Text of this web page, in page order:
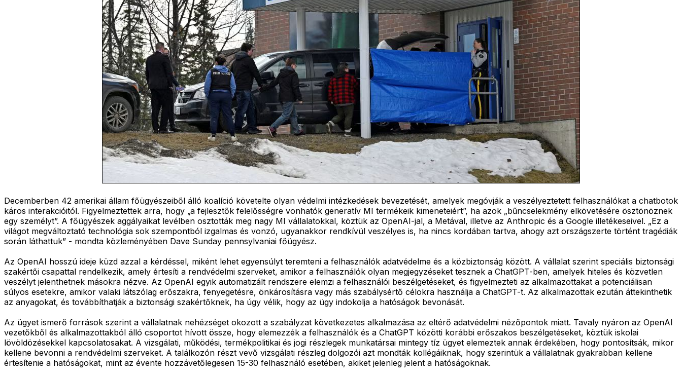
Decemberben 42 amerikai állam főügyészeiből álló koalíció követelte olyan védelmi intézkedések bevezetését, amelyek megóvják a veszélyeztetett felhasználókat a chatbotok
káros interakcióitól. Figyelmeztettek arra, hogy „a fejlesztők felelősségre vonhatók generatív MI termékeik kimeneteiért”, ha azok „bűncselekmény elkövetésére ösztönöznek
egy személyt”. A főügyészek aggályaikat levélben osztották meg nagy MI vállalatokkal, köztük az OpenAI-jal, a Metával, illetve az Anthropic és a Google illetékeseivel. „Ez a
világot megváltoztató technológia sok szempontból izgalmas és vonzó, ugyanakkor rendkívül veszélyes is, ha nincs kordában tartva, ahogy azt országszerte történt tragédiák
során láthattuk” - mondta közleményében Dave Sunday pennsylvaniai főügyész.
Az OpenAI hosszú ideje küzd azzal a kérdéssel, miként lehet egyensúlyt teremteni a felhasználók adatvédelme és a közbiztonság között. A vállalat szerint speciális biztonsági
szakértői csapattal rendelkezik, amely értesíti a rendvédelmi szerveket, amikor a felhasználók olyan megjegyzéseket tesznek a ChatGPT-ben, amelyek hiteles és közvetlen
veszélyt jelenthetnek másokra nézve. Az OpenAI egyik automatizált rendszere elemzi a felhasználói beszélgetéseket, és figyelmezteti az alkalmazottakat a potenciálisan
súlyos esetekre, amikor valaki látszólag erőszakra, fenyegetésre, önkárosításra vagy más szabálysértő célokra használja a ChatGPT-t. Az alkalmazottak ezután áttekinthetik
az anyagokat, és továbbíthatják a biztonsági szakértőknek, ha úgy vélik, hogy az ügy indokolja a hatóságok bevonását.
Az ügyet ismerő források szerint a vállalatnak nehézséget okozott a szabályzat következetes alkalmazása az eltérő adatvédelmi nézőpontok miatt. Tavaly nyáron az OpenAI
vezetőkből és alkalmazottakból álló csoportot hívott össze, hogy elemezzék a felhasználók és a ChatGPT közötti korábbi erőszakos beszélgetéseket, köztük iskolai
lövöldözésekkel kapcsolatosakat. A vizsgálati, működési, termékpolitikai és jogi részlegek munkatársai mintegy tíz ügyet elemeztek annak érdekében, hogy pontosítsák, mikor
kellene bevonni a rendvédelmi szerveket. A találkozón részt vevő vizsgálati részleg dolgozói azt mondták kollégáiknak, hogy szerintük a vállalatnak gyakrabban kellene
értesítenie a hatóságokat, mint az évente hozzávetőlegesen 15-30 felhasználó esetében, akiket jelenleg jelent a hatóságoknak.